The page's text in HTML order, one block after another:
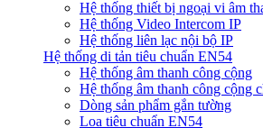
Hệ thống thiết bị ngoại vi âm
Hệ thống Video Intercom IP
Hệ thống liên lạc nội bộ IP
Hệ thống di tản tiêu chuẩn EN54
Hệ thống âm thanh công cộng
Hệ thống âm thanh công cộng
Dòng sản phẩm gắn tường
Loa tiêu chuẩn EN54